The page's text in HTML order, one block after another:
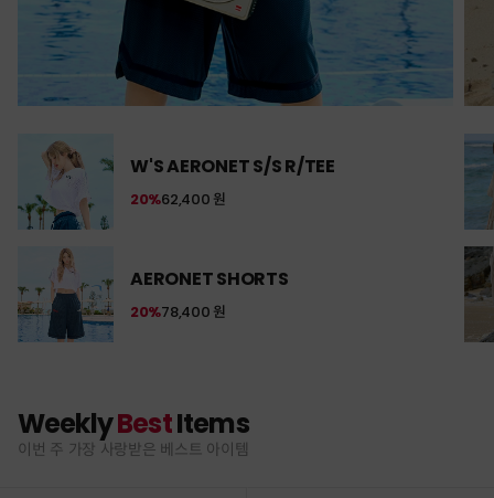
W'S AERONET S/S R/TEE
62,400 원
20%
AERONET SHORTS
78,400 원
20%
WeeklyBestItems
이번 주 가장 사랑받은 베스트 아이템